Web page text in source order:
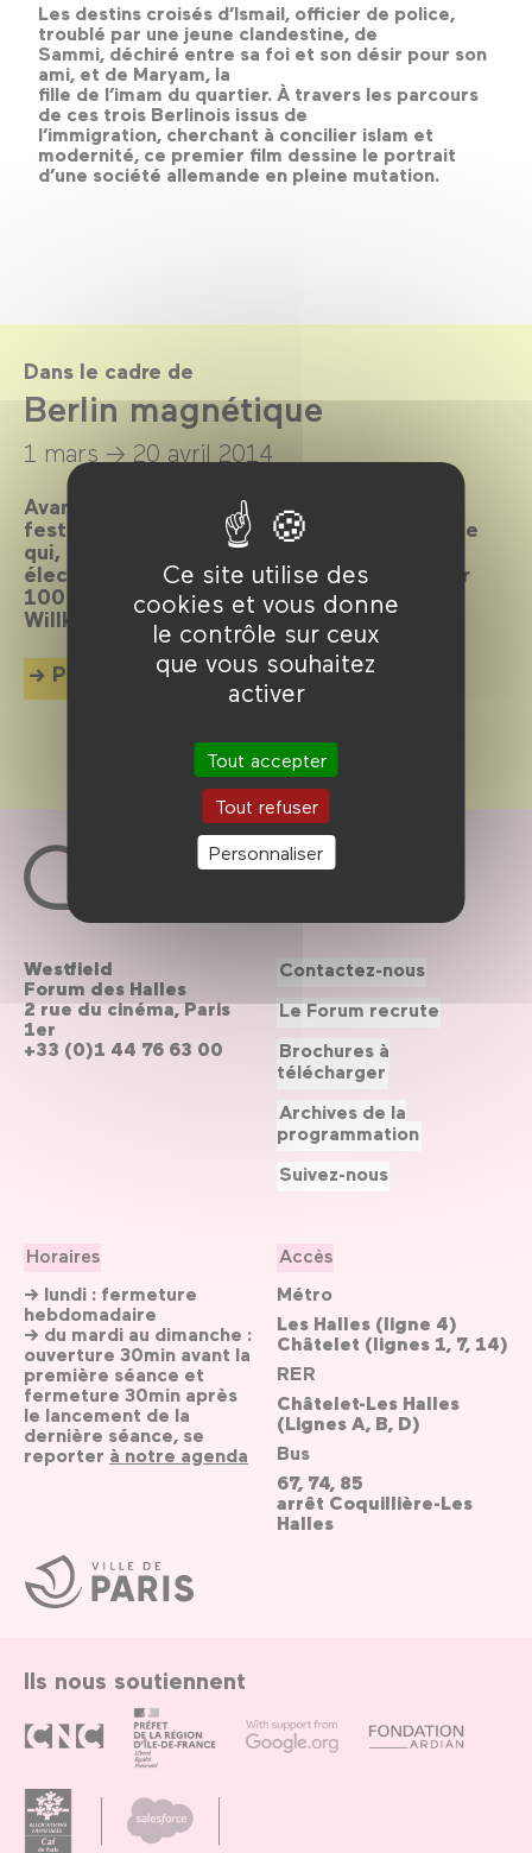
Ce site utilise des
cookies et vous donne
le contrôle sur ceux
que vous souhaitez
activer
Tout accepter
Tout refuser
Personnaliser
Les destins croisés d’Ismail, officier de police,
troublé par une jeune clandestine, de
Sammi, déchiré entre sa foi et son désir pour son
ami, et de Maryam, la
fille de l’imam du quartier. À travers les parcours
de ces trois Berlinois issus de
l’immigration, cherchant à concilier islam et
modernité, ce premier film dessine le portrait
d’une société allemande en pleine mutation.
Dans le cadre de
Berlin magnétique
1 mars → 20 avril 2014
Avant-gardiste, cosmopolite, bouillonnante,
festive, scandaleuse… Elle est LA métropole
qui, depuis toujours, attire les foules et
électrise l’écran. La preuve en 80 films pour
100 ans d’histoire et de cinéma imbriqués.
Willkommen, bienvenue, welcome !
Plus d'info
Ville
de
Paris
Westfield
Forum des Halles
2 rue du cinéma, Paris
1er
+33 (0)1 44 76 63 00
Horaires
→ lundi : fermeture
hebdomadaire
→ du mardi au dimanche :
ouverture 30min avant la
première séance et
fermeture 30min après
le lancement de la
dernière séance, se
reporter à notre agenda
Accès
Métro
Les Halles (ligne 4)
Châtelet (lignes 1, 7, 14)
RER
Châtelet-Les Halles
(Lignes A, B, D)
Bus
67, 74, 85
arrêt Coquillière-Les
Halles
Contactez-nous
Le Forum recrute
Brochures à
télécharger
Archives de la
programmation
Suivez-nous
Ils nous soutiennent